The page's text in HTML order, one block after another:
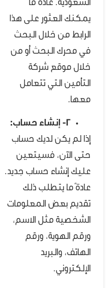
السعودية. عادةً ما
يمكنك العثور على هذا
الرابط من خلال البحث
في محرك البحث أو من
خلال موقع شركة
التأمين التي تتعامل
معها.
2- إنشاء حساب:
إذا لم يكن لديك حساب
حتى الآن، فسيتعين
عليك إنشاء حساب جديد.
عادةً ما يتطلب ذلك
تقديم بعض المعلومات
الشخصية مثل الاسم،
ورقم الهوية، ورقم
الهاتف، والبريد
الإلكتروني.